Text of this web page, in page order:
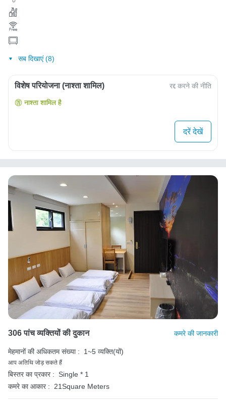
सब दिखाएं (8)
विशेष परियोजना (नाश्ता शामिल) रद्द करने की नीति
नाश्ता शामिल है
दरें देखें
306 पांच व्यक्तियों की दुकान कमरे की जानकारी
मेहमानों की अधिकतम संख्या : 1~5 व्यक्ति(यों)
आप अतिथि जोड़ सकते हैं
बिस्तर का प्रकार :
Single * 1
कमरे का आकार : 21Square Meters